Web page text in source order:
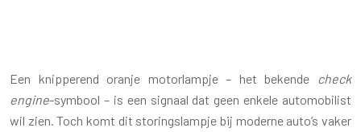
Een knipperend oranje motorlampje – het bekende check
engine-symbool – is een signaal dat geen enkele automobilist
wil zien. Toch komt dit storingslampje bij moderne auto’s vaker